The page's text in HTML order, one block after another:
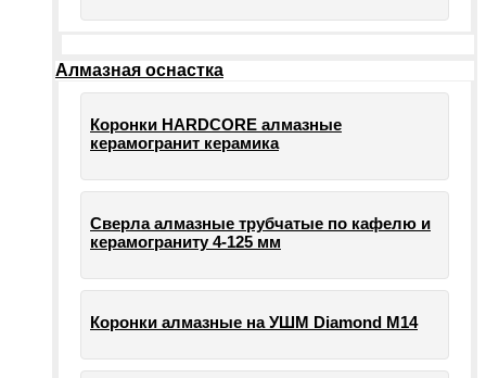
Алмазная оснастка
Коронки HARDCORE алмазные
керамогранит керамика
Сверла алмазные трубчатые по кафелю и
керамограниту 4-125 мм
Коронки алмазные на УШМ Diamond М14